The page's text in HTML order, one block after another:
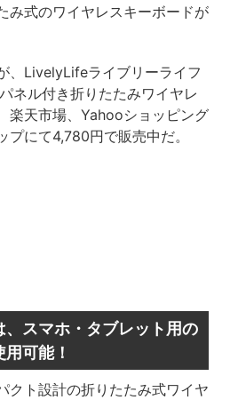
み式のワイヤレスキーボードが
、LivelyLifeライブリーライフ
ネル付き折りたたみワイヤレ
楽天市場、Yahooショッピング
プにて4,780円で販売中だ。
スマホ・タブレット用の
可能！
クト設計の折りたたみ式ワイヤ